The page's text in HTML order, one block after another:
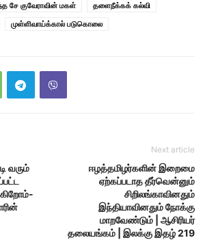
சே குவேராவின் மகள்
தளைநீக்கக் கல்வி
முள்ளிவாய்க்கால் படுகொலை
வரும்
Next article
ஈழத்தமிழர்களின் இறைமை
ஏற்கப்படாத தீர்வென்னும்
சிறிலங்காவினதும்
இந்தியாவினதும் நோக்கு
மாறவேண்டும் | ஆசிரியர்
தலையங்கம் | இலக்கு இதழ் 219